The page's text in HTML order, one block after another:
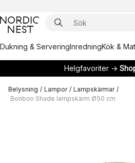
Dukning & ServeringInredningKök &
Helgfavoriter →
Belysning / Lampor / Lampskärmar /
Bonbon Shade lampskärm Ø50 cm